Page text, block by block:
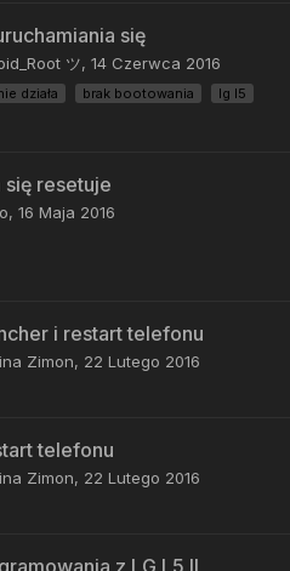
się
ツ, 14 Czerwca 2016
działa brak bootowania lg l5
się resetuje
, 16 Maja 2016
i restart telefonu
Zimon, 22 Lutego 2016
telefonu
Zimon, 22 Lutego 2016
z LG L5 II